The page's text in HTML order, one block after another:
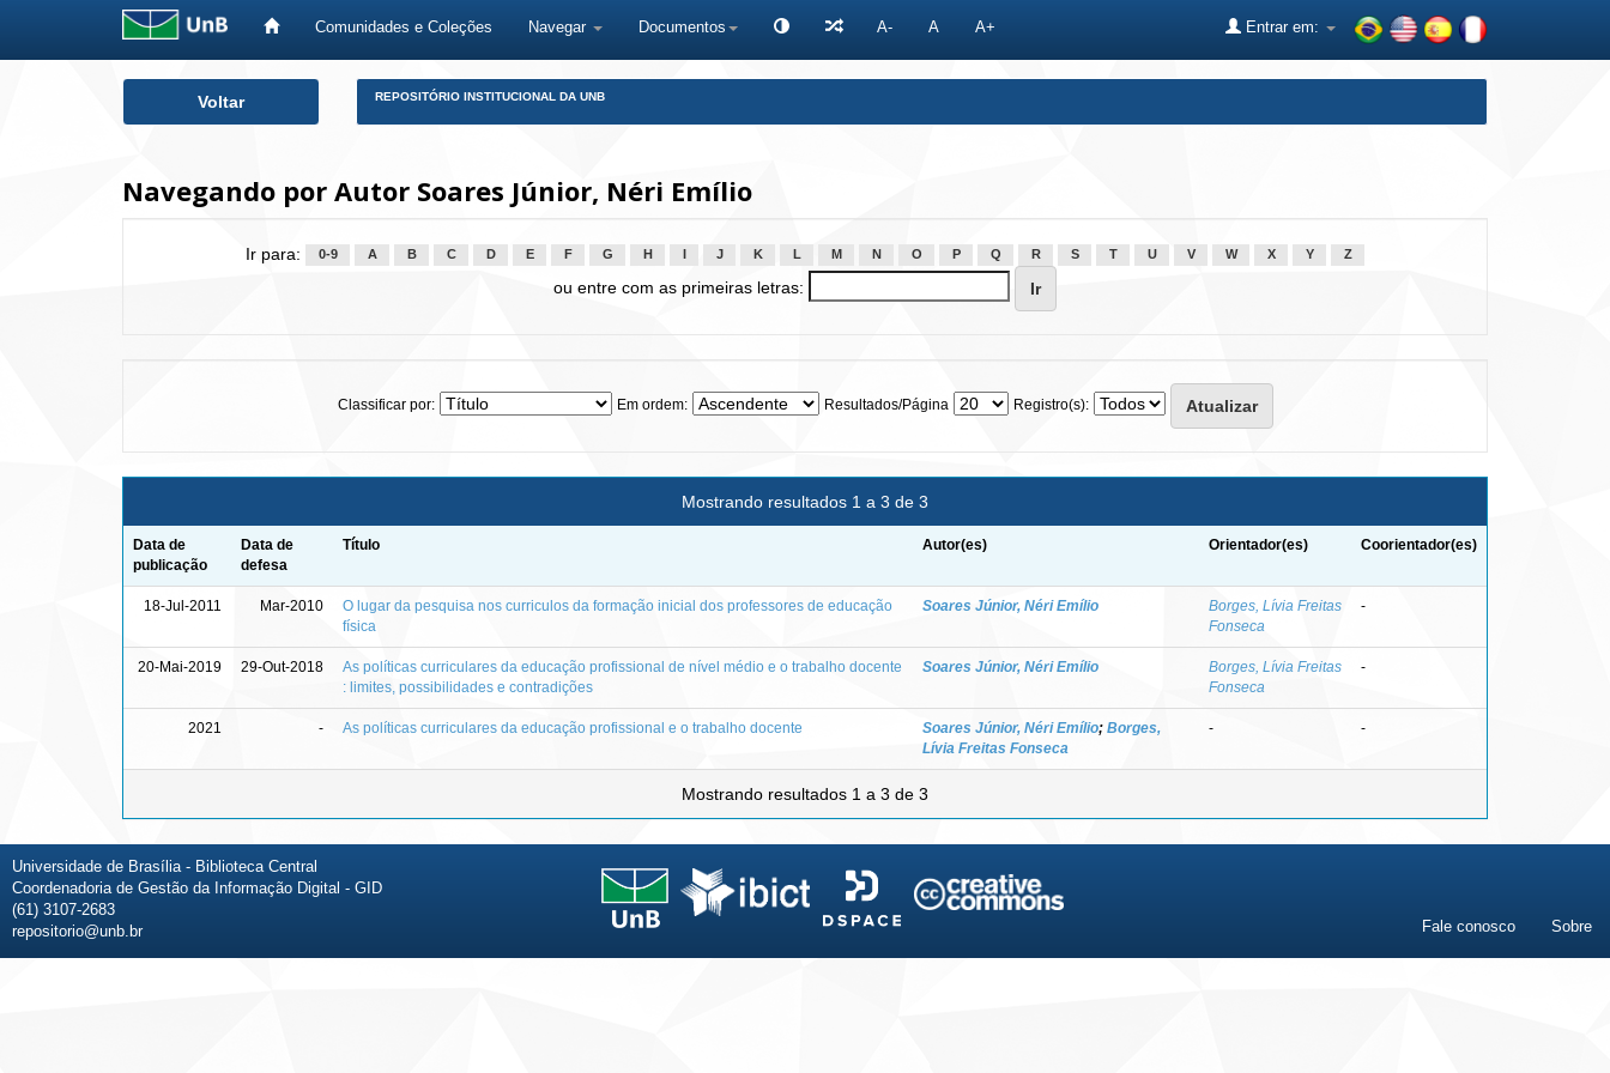
Comunidades e Coleções Navegar Documentos A- A A+ Entrar em:
Voltar REPOSITÓRIO INSTITUCIONAL DA UNB
Navegando por Autor Soares Júnior, Néri Emílio
Ir para: 0-9 A B C D E F G H J K L M N O P Q R S T U V W X Y Z
ou entre com as primeiras letras:
Classificar por: Em ordem: Resultados/Página Registro(s):
Mostrando resultados 1 a 3 de 3
Data de
publicação
Data de
defesa
Título Autor(es) Orientador(es) Coorientador(es)
18-Jul-2011 Mar-2010
O lugar da pesquisa nos curriculos da formação inicial dos professores de educação
física
Soares Júnior, Néri Emílio
Borges, Lívia Freitas
Fonseca
-
20-Mai-2019 29-Out-2018
As políticas curriculares da educação profissional de nível médio e o trabalho docente
: limites, possibilidades e contradições
Soares Júnior, Néri Emílio
Borges, Lívia Freitas
Fonseca
-
2021 - As políticas curriculares da educação profissional e o trabalho docente Soares Júnior, Néri Emílio; Borges,
Lívia Freitas Fonseca
- -
Mostrando resultados 1 a 3 de 3
Universidade de Brasília - Biblioteca Central
Coordenadoria de Gestão da Informação Digital - GID
(61) 3107-2683
repositorio@unb.br
Fale conosco Sobre